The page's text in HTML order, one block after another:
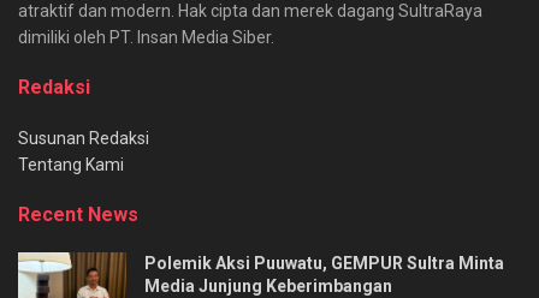
atraktif dan modern. Hak cipta dan merek dagang SultraRaya
dimiliki oleh PT. Insan Media Siber.
Redaksi
Susunan Redaksi
Tentang Kami
Recent News
Polemik Aksi Puuwatu, GEMPUR Sultra Minta
Media Junjung Keberimbangan